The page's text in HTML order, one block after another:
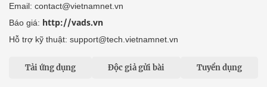
Email: contact@vietnamnet.vn
Báo giá: http://vads.vn
Hỗ trợ kỹ thuật: support@tech.vietnamnet.vn
Tải ứng dụng Độc giả gửi bài Tuyển dụng